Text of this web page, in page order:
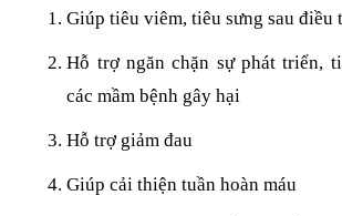
Giúp tiêu viêm, tiêu sưng sau điều
Hỗ trợ ngăn chặn sự phát triển,
các mầm bệnh gây hại
Hỗ trợ giảm đau
Giúp cải thiện tuần hoàn máu